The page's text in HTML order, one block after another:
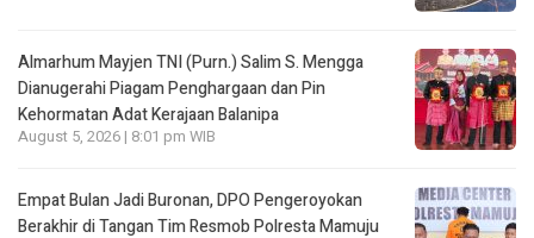
Almarhum Mayjen TNI (Purn.) Salim S. Mengga
Dianugerahi Piagam Penghargaan dan Pin
Kehormatan Adat Kerajaan Balanipa
August 5, 2026 | 8:01 pm WIB
Empat Bulan Jadi Buronan, DPO Pengeroyokan
Berakhir di Tangan Tim Resmob Polresta Mamuju